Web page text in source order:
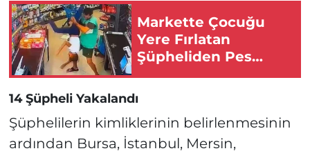
Markette Çocuğu
Yere Fırlatan
Şüpheliden Pes
Dedirten Savunma
14 Şüpheli Yakalandı
Şüphelilerin kimliklerinin belirlenmesinin
ardından Bursa, İstanbul, Mersin,